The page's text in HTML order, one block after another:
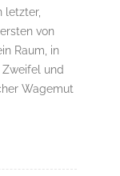
letzter,
von
Raum, in
und
Wagemut